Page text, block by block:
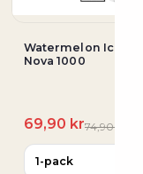
Watermelon Ice -
Nova 1000
69,90 kr74,90 kr